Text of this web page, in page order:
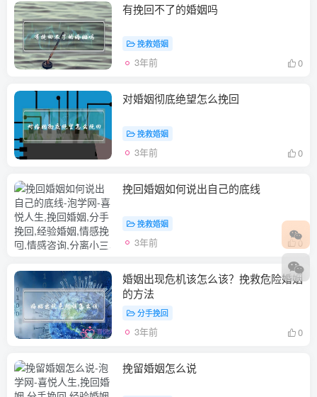
有挽回不了的婚姻吗
挽救婚姻
3年前 0
对婚姻彻底绝望怎么挽回
挽救婚姻
3年前 0
挽回婚姻如何说出自己的底线
挽救婚姻
3年前 0
婚姻出现危机该怎么该？挽救危险婚姻
的方法
分手挽回
3年前 0
挽留婚姻怎么说